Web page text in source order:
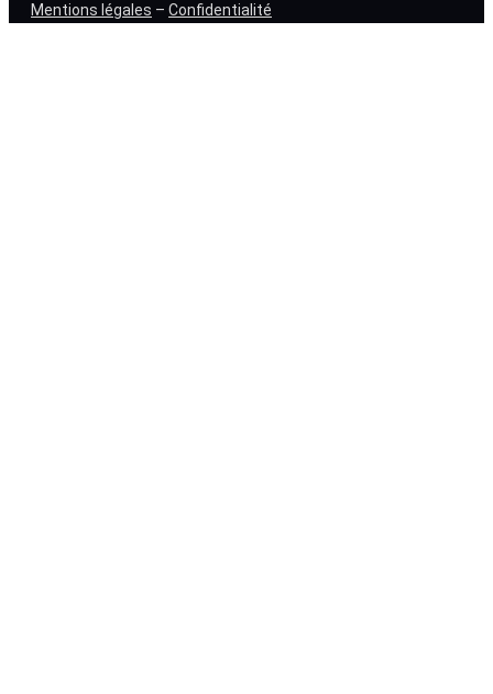
Mentions légales – Confidentialité